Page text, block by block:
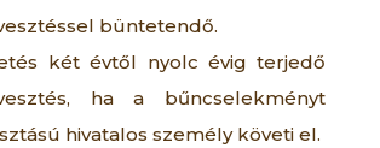
büntetendő.
két évtől nyolc évig terjedő
ha a bűncselekményt
hivatalos személy követi el.